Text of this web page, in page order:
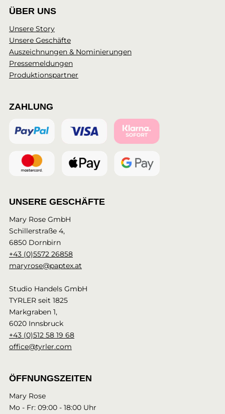
ÜBER UNS
Unsere Story
Unsere Geschäfte
Auszeichnungen & Nominierungen
Pressemeldungen
Produktionspartner
ZAHLUNG
UNSERE GESCHÄFTE
Mary Rose GmbH
Schillerstraße 4,
6850 Dornbirn
+43 (0)5572 26858
maryrose@paptex.at
Studio Handels GmbH
TYRLER seit 1825
Markgraben 1,
6020 Innsbruck
+43 (0)512 58 19 68
office@tyrler.com
ÖFFNUNGSZEITEN
Mary Rose
Mo - Fr: 09:00 - 18:00 Uhr